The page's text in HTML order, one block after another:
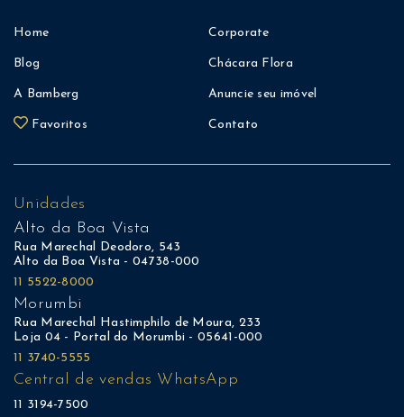
Home
Blog
A Bamberg
Favoritos
Corporate
Chácara Flora
Anuncie seu imóvel
Contato
Unidades
Alto da Boa Vista
Rua Marechal Deodoro, 543
Alto da Boa Vista - 04738-000
11 5522-8000
Morumbi
Rua Marechal Hastimphilo de Moura, 233
Loja 04 - Portal do Morumbi - 05641-000
11 3740-5555
Central de vendas WhatsApp
11 3194-7500